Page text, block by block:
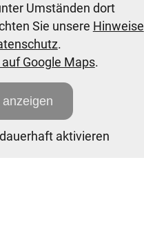
Umständen dort
Sie unsere Hinweise
.
Google Maps.
anzeigen
aktivieren